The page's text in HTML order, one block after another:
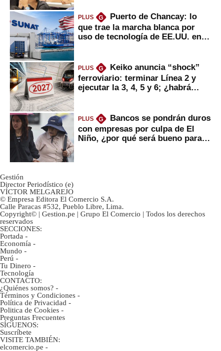
PLUS G
Puerto de Chancay: lo
que trae la marcha blanca por
uso de tecnología de EE.UU. en
PLUS G
Keiko anuncia “shock”
ferroviario: terminar Línea 2 y
ejecutar la 3, 4, 5 y 6; ¿habrá
PLUS G
Bancos se pondrán duros
con empresas por culpa de El
Niño, ¿por qué será bueno para
Gestión
Director Periodístico (e)
VÍCTOR MELGAREJO
© Empresa Editora El Comercio S.A.
Calle Paracas #532, Pueblo Libre, Lima.
Copyright© | Gestion.pe | Grupo El Comercio | Todos los derechos
reservados
SECCIONES:
Portada -
Economía -
Mundo -
Perú -
Tu Dinero -
Tecnología
CONTACTO:
¿Quiénes somos? -
Términos y Condiciones -
Política de Privacidad -
Politica de Cookies -
Preguntas Frecuentes
SÍGUENOS:
Suscríbete
VISITE TAMBIÉN:
elcomercio.pe -